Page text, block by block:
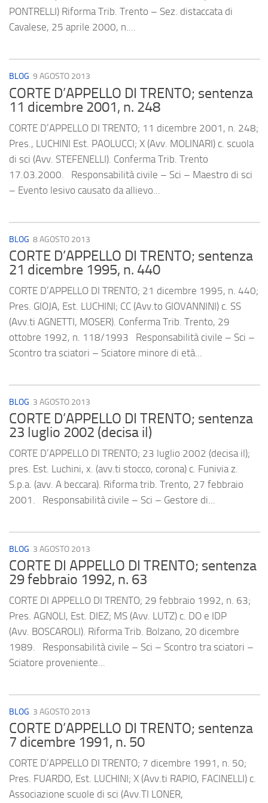
PONTRELLI) Riforma Trib. Trento – Sez. distaccata di
Cavalese, 25 aprile 2000, n....
BLOG 9 AGOSTO 2013
CORTE D’APPELLO DI TRENTO; sentenza
11 dicembre 2001, n. 248
CORTE D’APPELLO DI TRENTO; 11 dicembre 2001, n. 248;
Pres., LUCHINI Est. PAOLUCCI; X (Avv. MOLINARI) c. scuola
di sci (Avv. STEFENELLI). Conferma Trib. Trento
17.03.2000. Responsabilità civile – Sci – Maestro di sci
– Evento lesivo causato da allievo...
BLOG 8 AGOSTO 2013
CORTE D’APPELLO DI TRENTO; sentenza
21 dicembre 1995, n. 440
CORTE D’APPELLO DI TRENTO; 21 dicembre 1995, n. 440;
Pres. GIOJA, Est. LUCHINI; CC (Avv.to GIOVANNINI) c. SS
(Avv.ti AGNETTI, MOSER). Conferma Trib. Trento, 29
ottobre 1992, n. 118/1993 Responsabilità civile – Sci –
Scontro tra sciatori – Sciatore minore di età...
BLOG 3 AGOSTO 2013
CORTE D’APPELLO DI TRENTO; sentenza
23 luglio 2002 (decisa il)
CORTE D’APPELLO DI TRENTO; 23 luglio 2002 (decisa il);
pres. Est. Luchini, x. (avv.ti stocco, corona) c. Funivia z.
S.p.a. (avv. A beccara). Riforma trib. Trento, 27 febbraio
2001. Responsabilità civile – Sci – Gestore di...
BLOG 3 AGOSTO 2013
CORTE DI APPELLO DI TRENTO; sentenza
29 febbraio 1992, n. 63
CORTE DI APPELLO DI TRENTO; 29 febbraio 1992, n. 63;
Pres. AGNOLI, Est. DIEZ; MS (Avv. LUTZ) c. DO e IDP
(Avv. BOSCAROLI). Riforma Trib. Bolzano, 20 dicembre
1989. Responsabilità civile – Sci – Scontro tra sciatori –
Sciatore proveniente...
BLOG 3 AGOSTO 2013
CORTE D’APPELLO DI TRENTO; sentenza
7 dicembre 1991, n. 50
CORTE D’APPELLO DI TRENTO; 7 dicembre 1991, n. 50;
Pres. FUARDO, Est. LUCHINI; X (Avv.ti RAPIO, FACINELLI) c.
Associazione scuole di sci (Avv.TI LONER,